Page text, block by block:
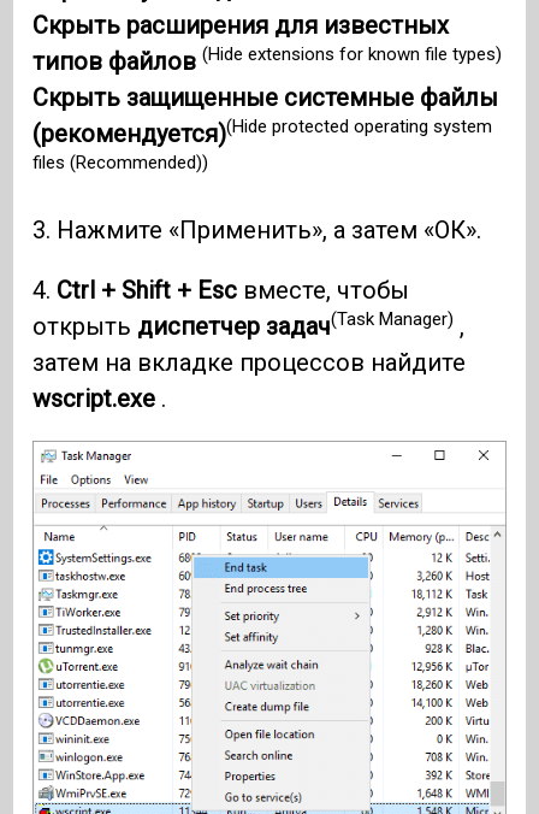
Скрыть расширения для известных
типов файлов(Hide extensions for known file types)
Скрыть защищенные системные файлы
(рекомендуется)(Hide protected operating system
files (Recommended))
3. Нажмите «Применить», а затем «ОК».
4. Ctrl + Shift + Esc вместе, чтобы
открыть диспетчер задач(Task Manager) ,
затем на вкладке процессов найдите
wscript.exe .